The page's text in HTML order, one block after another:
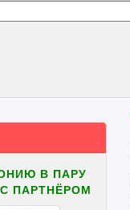
В ПАРУ
ПАРТНЁРОМ